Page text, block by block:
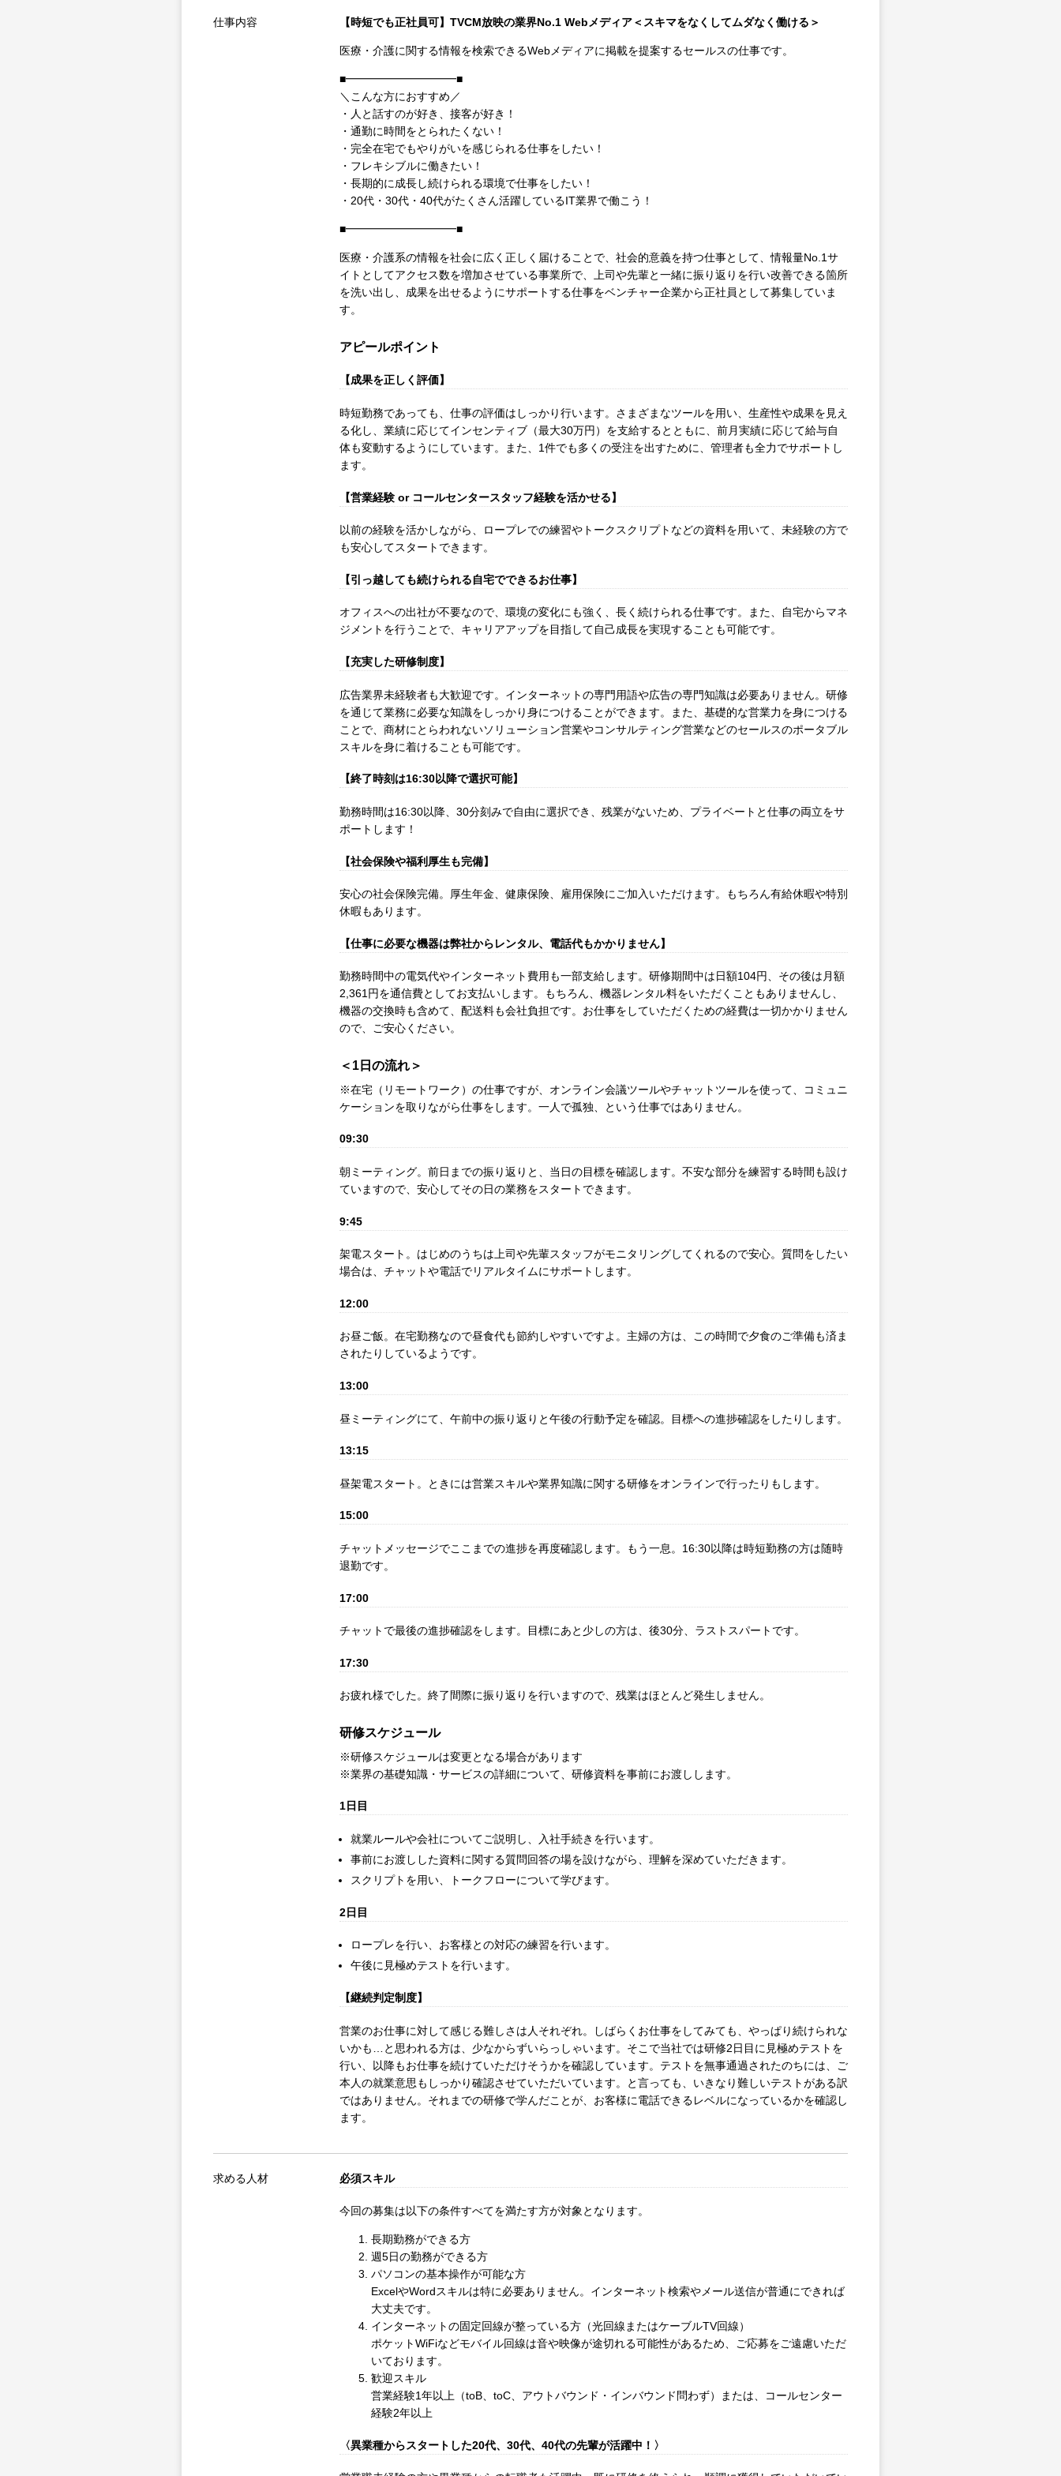
仕事内容 【時短でも正社員可】TVCM放映の業界No.1 Webメディア＜スキマをなくしてムダなく働ける＞
医療・介護に関する情報を検索できるWebメディアに掲載を提案するセールスの仕事です。
■━━━━━━━━━━■
＼こんな方におすすめ／
・人と話すのが好き、接客が好き！
・通勤に時間をとられたくない！
・完全在宅でもやりがいを感じられる仕事をしたい！
・フレキシブルに働きたい！
・長期的に成長し続けられる環境で仕事をしたい！
・20代・30代・40代がたくさん活躍しているIT業界で働こう！
■━━━━━━━━━━■
医療・介護系の情報を社会に広く正しく届けることで、社会的意義を持つ仕事として、情報量No.1サ
イトとしてアクセス数を増加させている事業所で、上司や先輩と一緒に振り返りを行い改善できる箇所
を洗い出し、成果を出せるようにサポートする仕事をベンチャー企業から正社員として募集していま
す。
アピールポイント
【成果を正しく評価】
時短勤務であっても、仕事の評価はしっかり行います。さまざまなツールを用い、生産性や成果を見え
る化し、業績に応じてインセンティブ（最大30万円）を支給するとともに、前月実績に応じて給与自
体も変動するようにしています。また、1件でも多くの受注を出すために、管理者も全力でサポートし
ます。
【営業経験 or コールセンタースタッフ経験を活かせる】
以前の経験を活かしながら、ロープレでの練習やトークスクリプトなどの資料を用いて、未経験の方で
も安心してスタートできます。
【引っ越しても続けられる自宅でできるお仕事】
オフィスへの出社が不要なので、環境の変化にも強く、長く続けられる仕事です。また、自宅からマネ
ジメントを行うことで、キャリアアップを目指して自己成長を実現することも可能です。
【充実した研修制度】
広告業界未経験者も大歓迎です。インターネットの専門用語や広告の専門知識は必要ありません。研修
を通じて業務に必要な知識をしっかり身につけることができます。また、基礎的な営業力を身につける
ことで、商材にとらわれないソリューション営業やコンサルティング営業などのセールスのポータブル
スキルを身に着けることも可能です。
【終了時刻は16:30以降で選択可能】
勤務時間は16:30以降、30分刻みで自由に選択でき、残業がないため、プライベートと仕事の両立をサ
ポートします！
【社会保険や福利厚生も完備】
安心の社会保険完備。厚生年金、健康保険、雇用保険にご加入いただけます。もちろん有給休暇や特別
休暇もあります。
【仕事に必要な機器は弊社からレンタル、電話代もかかりません】
勤務時間中の電気代やインターネット費用も一部支給します。研修期間中は日額104円、その後は月額
2,361円を通信費としてお支払いします。もちろん、機器レンタル料をいただくこともありませんし、
機器の交換時も含めて、配送料も会社負担です。お仕事をしていただくための経費は一切かかりません
ので、ご安心ください。
＜1日の流れ＞
※在宅（リモートワーク）の仕事ですが、オンライン会議ツールやチャットツールを使って、コミュニ
ケーションを取りながら仕事をします。一人で孤独、という仕事ではありません。
09:30
朝ミーティング。前日までの振り返りと、当日の目標を確認します。不安な部分を練習する時間も設け
ていますので、安心してその日の業務をスタートできます。
9:45
架電スタート。はじめのうちは上司や先輩スタッフがモニタリングしてくれるので安心。質問をしたい
場合は、チャットや電話でリアルタイムにサポートします。
12:00
お昼ご飯。在宅勤務なので昼食代も節約しやすいですよ。主婦の方は、この時間で夕食のご準備も済ま
されたりしているようです。
13:00
昼ミーティングにて、午前中の振り返りと午後の行動予定を確認。目標への進捗確認をしたりします。
13:15
昼架電スタート。ときには営業スキルや業界知識に関する研修をオンラインで行ったりもします。
15:00
チャットメッセージでここまでの進捗を再度確認します。もう一息。16:30以降は時短勤務の方は随時
退勤です。
17:00
チャットで最後の進捗確認をします。目標にあと少しの方は、後30分、ラストスパートです。
17:30
お疲れ様でした。終了間際に振り返りを行いますので、残業はほとんど発生しません。
研修スケジュール
※研修スケジュールは変更となる場合があります
※業界の基礎知識・サービスの詳細について、研修資料を事前にお渡しします。
1日目
就業ルールや会社についてご説明し、入社手続きを行います。
事前にお渡しした資料に関する質問回答の場を設けながら、理解を深めていただきます。
スクリプトを用い、トークフローについて学びます。
2日目
ロープレを行い、お客様との対応の練習を行います。
午後に見極めテストを行います。
【継続判定制度】
営業のお仕事に対して感じる難しさは人それぞれ。しばらくお仕事をしてみても、やっぱり続けられな
いかも…と思われる方は、少なからずいらっしゃいます。そこで当社では研修2日目に見極めテストを
行い、以降もお仕事を続けていただけそうかを確認しています。テストを無事通過されたのちには、ご
本人の就業意思もしっかり確認させていただいています。と言っても、いきなり難しいテストがある訳
ではありません。それまでの研修で学んだことが、お客様に電話できるレベルになっているかを確認し
ます。
求める人材 必須スキル
今回の募集は以下の条件すべてを満たす方が対象となります。
長期勤務ができる方
週5日の勤務ができる方
パソコンの基本操作が可能な方
ExcelやWordスキルは特に必要ありません。インターネット検索やメール送信が普通にできれば
大丈夫です。
インターネットの固定回線が整っている方（光回線またはケーブルTV回線）
ポケットWiFiなどモバイル回線は音や映像が途切れる可能性があるため、ご応募をご遠慮いただ
いております。
歓迎スキル
営業経験1年以上（toB、toC、アウトバウンド・インバウンド問わず）または、コールセンター
経験2年以上
〈異業種からスタートした20代、30代、40代の先輩が活躍中！〉